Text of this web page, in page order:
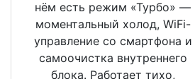
нём есть режим «Турбо» —
моментальный холод, WiFi-
управление со смартфона и
самоочистка внутреннего
блока. Работает тихо,